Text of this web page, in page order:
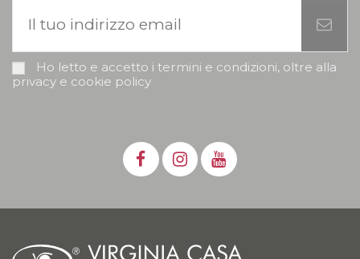
Ho letto e accetto i termini e condizioni, oltre alla
privacy e cookie policy